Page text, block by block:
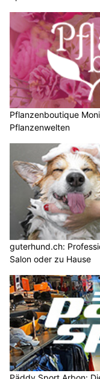
Pflanzenboutique
Pflanzenwelten
guterhund.ch:
Salon oder zu Hause